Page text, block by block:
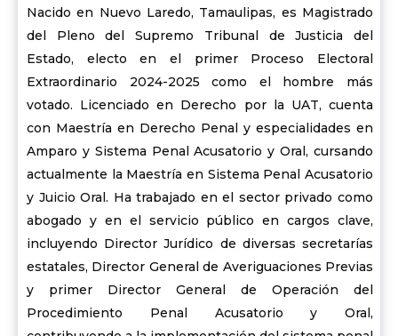
Nacido en Nuevo Laredo, Tamaulipas, es Magistrado
del Pleno del Supremo Tribunal de Justicia del
Estado, electo en el primer Proceso Electoral
Extraordinario 2024-2025 como el hombre más
votado. Licenciado en Derecho por la UAT, cuenta
con Maestría en Derecho Penal y especialidades en
Amparo y Sistema Penal Acusatorio y Oral, cursando
actualmente la Maestría en Sistema Penal Acusatorio
y Juicio Oral. Ha trabajado en el sector privado como
abogado y en el servicio público en cargos clave,
incluyendo Director Jurídico de diversas secretarías
estatales, Director General de Averiguaciones Previas
y primer Director General de Operación del
Procedimiento Penal Acusatorio y Oral,